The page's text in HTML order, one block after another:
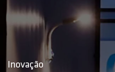
Inovação